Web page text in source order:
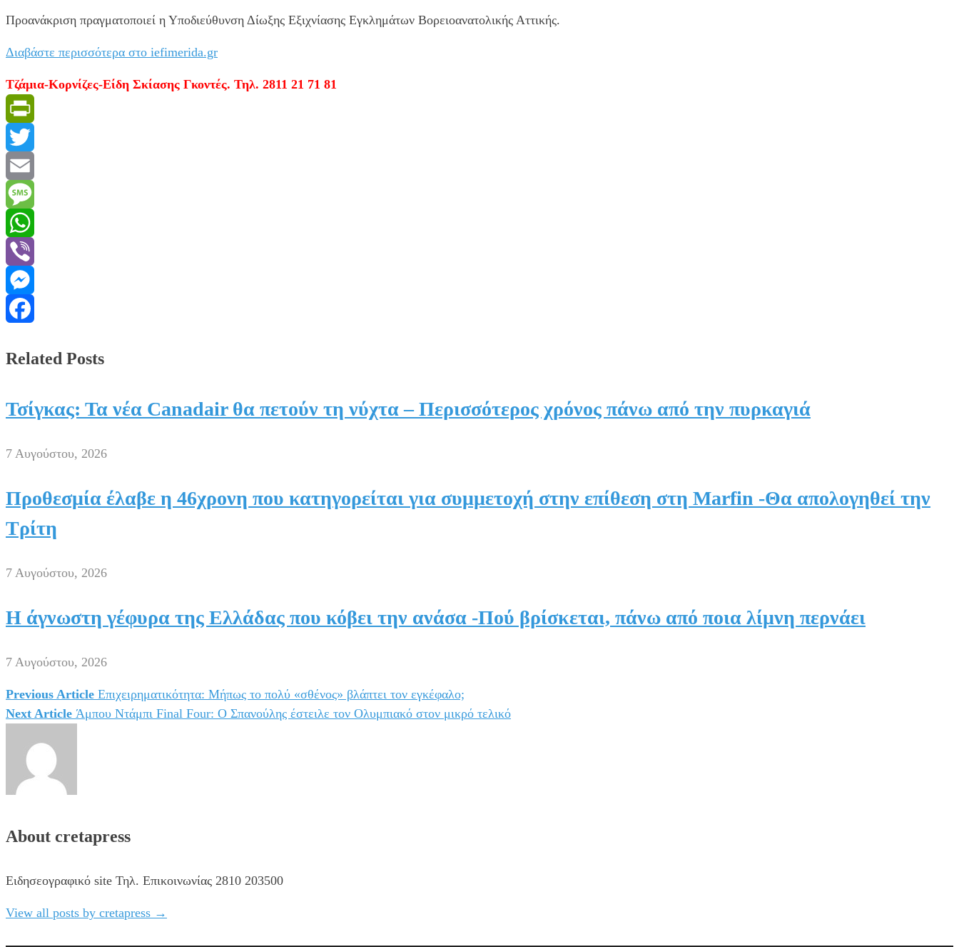
Προανάκριση πραγματοποιεί η Υποδιεύθυνση Δίωξης Εξιχνίασης Εγκλημάτων Βορειοανατολικής Αττικής.
Διαβάστε περισσότερα στο iefimerida.gr
Τζάμια-Κορνίζες-Είδη Σκίασης Γκοντές. Τηλ. 2811 21 71 81
PrintFriendly
Twitter
Email
Message
WhatsApp
Viber
Messenger
Related Posts
Τσίγκας: Τα νέα Canadair θα πετούν τη νύχτα – Περισσότερος χρόνος πάνω από την πυρκαγιά
7 Αυγούστου, 2026
Προθεσμία έλαβε η 46χρονη που κατηγορείται για συμμετοχή στην επίθεση στη Marfin -Θα απολογηθεί την
Τρίτη
7 Αυγούστου, 2026
H άγνωστη γέφυρα της Ελλάδας που κόβει την ανάσα -Πού βρίσκεται, πάνω από ποια λίμνη περνάει
7 Αυγούστου, 2026
Πλοήγηση
Previous Article Επιχειρηματικότητα: Μήπως το πολύ «σθένος» βλάπτει τον εγκέφαλο;
Next Article Άμπου Ντάμπι Final Four: Ο Σπανούλης έστειλε τον Ολυμπιακό στον μικρό τελικό
About cretapress
Ειδησεογραφικό site Τηλ. Επικοινωνίας 2810 203500
View all posts by cretapress →